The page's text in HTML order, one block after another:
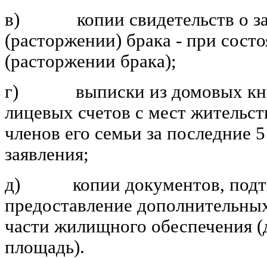
в) копии свидетельств о
(расторжении) брака - при
(расторжении брака);
г) выписки из домовых
лицевых счетов с мест
членов его семьи за последние
заявления;
д) копии документов,
предоставление
части жилищного обеспечения
площадь).